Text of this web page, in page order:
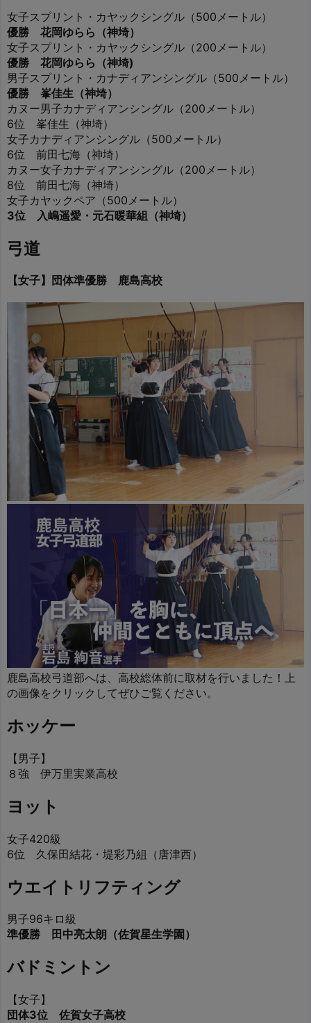
女子スプリント・カヤックシングル（500メートル）
優勝 花岡ゆらら（神埼）
女子スプリント・カヤックシングル（200メートル）
優勝 花岡ゆらら（神埼)
男子スプリント・カナディアンシングル（500メートル）
優勝 峯佳生（神埼）
カヌー男子カナディアンシングル（200メートル）
6位 峯佳生（神埼）
女子カナディアンシングル（500メートル）
6位 前田七海（神埼）
カヌー女子カナディアンシングル（200メートル）
8位 前田七海（神埼）
女子カヤックペア（500メートル）
3位 入嶋遥愛・元石暖華組（神埼）
弓道
【女子】団体準優勝 鹿島高校
鹿島高校弓道部へは、高校総体前に取材を行いました！上
の画像をクリックしてぜひご覧ください。
ホッケー
【男子】
８強 伊万里実業高校
ヨット
女子420級
6位 久保田結花・堤彩乃組（唐津西）
ウエイトリフティング
男子96キロ級
準優勝 田中亮太朗（佐賀星生学園）
バドミントン
【女子】
団体3位 佐賀女子高校